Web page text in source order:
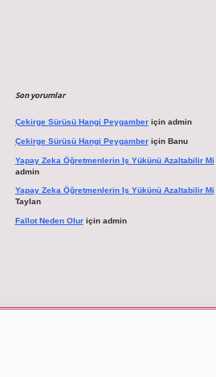
Son yorumlar
Çekirge Sürüsü Hangi Peygamberiçin admin
Çekirge Sürüsü Hangi Peygamberiçin Banu
Yapay Zeka Öğretmenlerin Iş Yükünü Azaltabilir Mi
admin
Yapay Zeka Öğretmenlerin Iş Yükünü Azaltabilir Mi
Taylan
Fallot Neden Oluriçin admin